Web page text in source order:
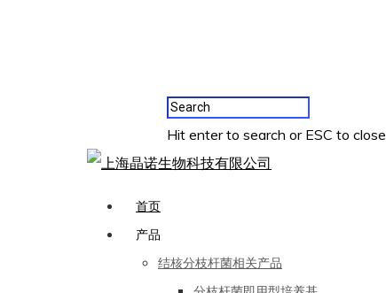
Hit enter to search or ESC to close
首页
产品
结核分枝杆菌相关产品